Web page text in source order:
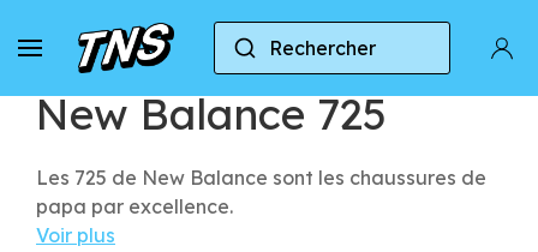
Rechercher
Accueil New Balance New Balance 725
New Balance 725
Les 725 de New Balance sont les chaussures de
papa par excellence.
Voir plus